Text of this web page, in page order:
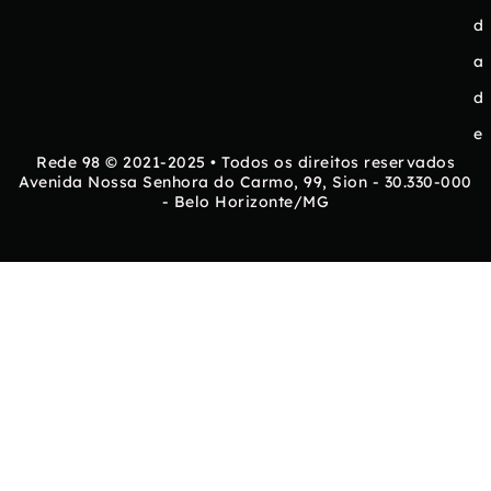
d
a
d
e
Rede 98 © 2021-2025 • Todos os direitos reservados
Avenida Nossa Senhora do Carmo, 99, Sion - 30.330-000
- Belo Horizonte/MG